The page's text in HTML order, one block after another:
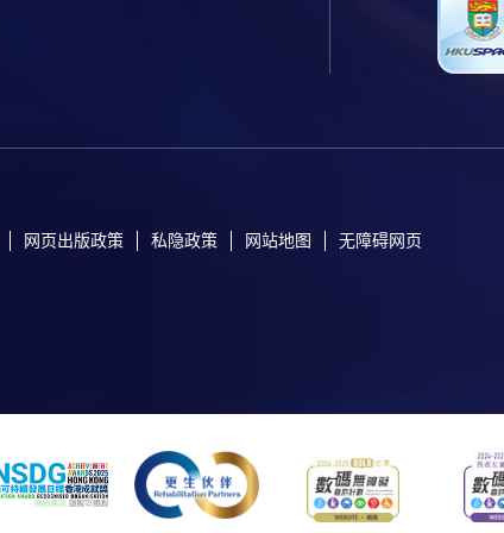
网页出版政策 私隐政策 网站地图 无障碍网页